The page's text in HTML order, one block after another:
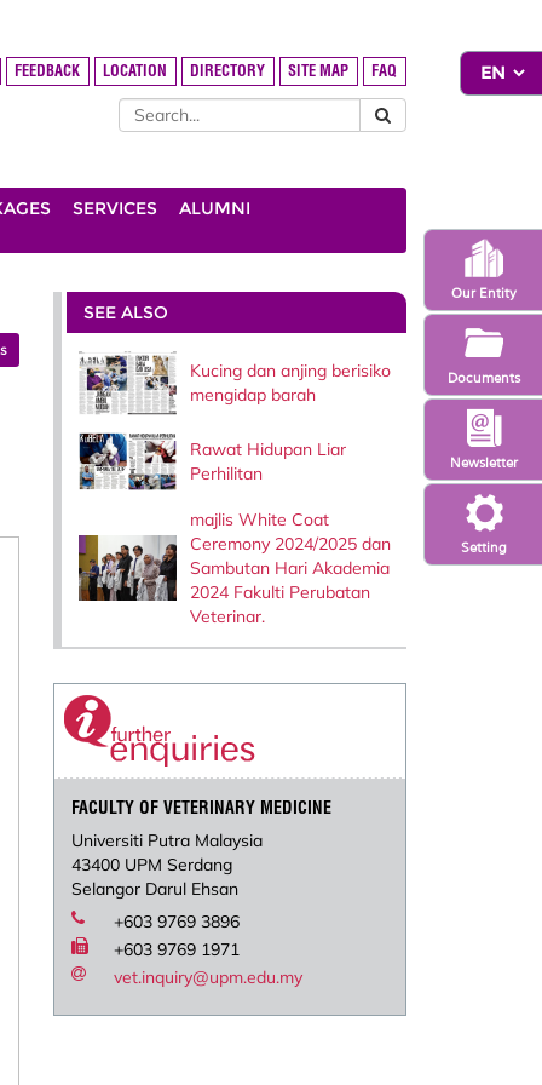
Setting
Newsletter
Our Entity
Documents
FEEDBACK LOCATION DIRECTORY SITE MAP FAQ
SERVICES ALUMNI
SEE ALSO
Kucing dan anjing berisiko
mengidap barah
Rawat Hidupan Liar
Perhilitan
majlis White Coat
Ceremony 2024/2025 dan
Sambutan Hari Akademia
2024 Fakulti Perubatan
Veterinar.
FACULTY OF VETERINARY MEDICINE
Universiti Putra Malaysia
43400 UPM Serdang
Selangor Darul Ehsan
+603 9769 3896
+603 9769 1971
vet.inquiry@upm.edu.my